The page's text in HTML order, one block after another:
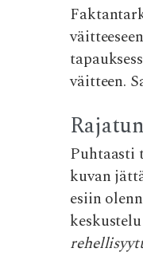
väitteen.
Puhtaasti
kuvan
esiin